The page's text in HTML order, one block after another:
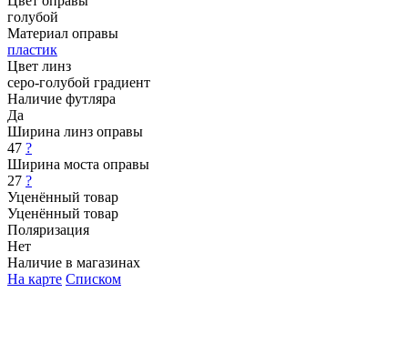
голубой
Материал оправы
пластик
Цвет линз
серо-голубой градиент
Наличие футляра
Да
Ширина линз оправы
47 ?
Ширина моста оправы
27 ?
Уценённый товар
Уценённый товар
Поляризация
Нет
Наличие в магазинах
На карте Списком